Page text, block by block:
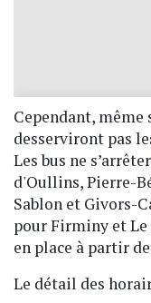
Cependant, même
desserviront pas
Les bus ne
d'Oullins, Pierre-
Sablon et Givors-
pour Firminy et Le
en place à partir
Le détail des